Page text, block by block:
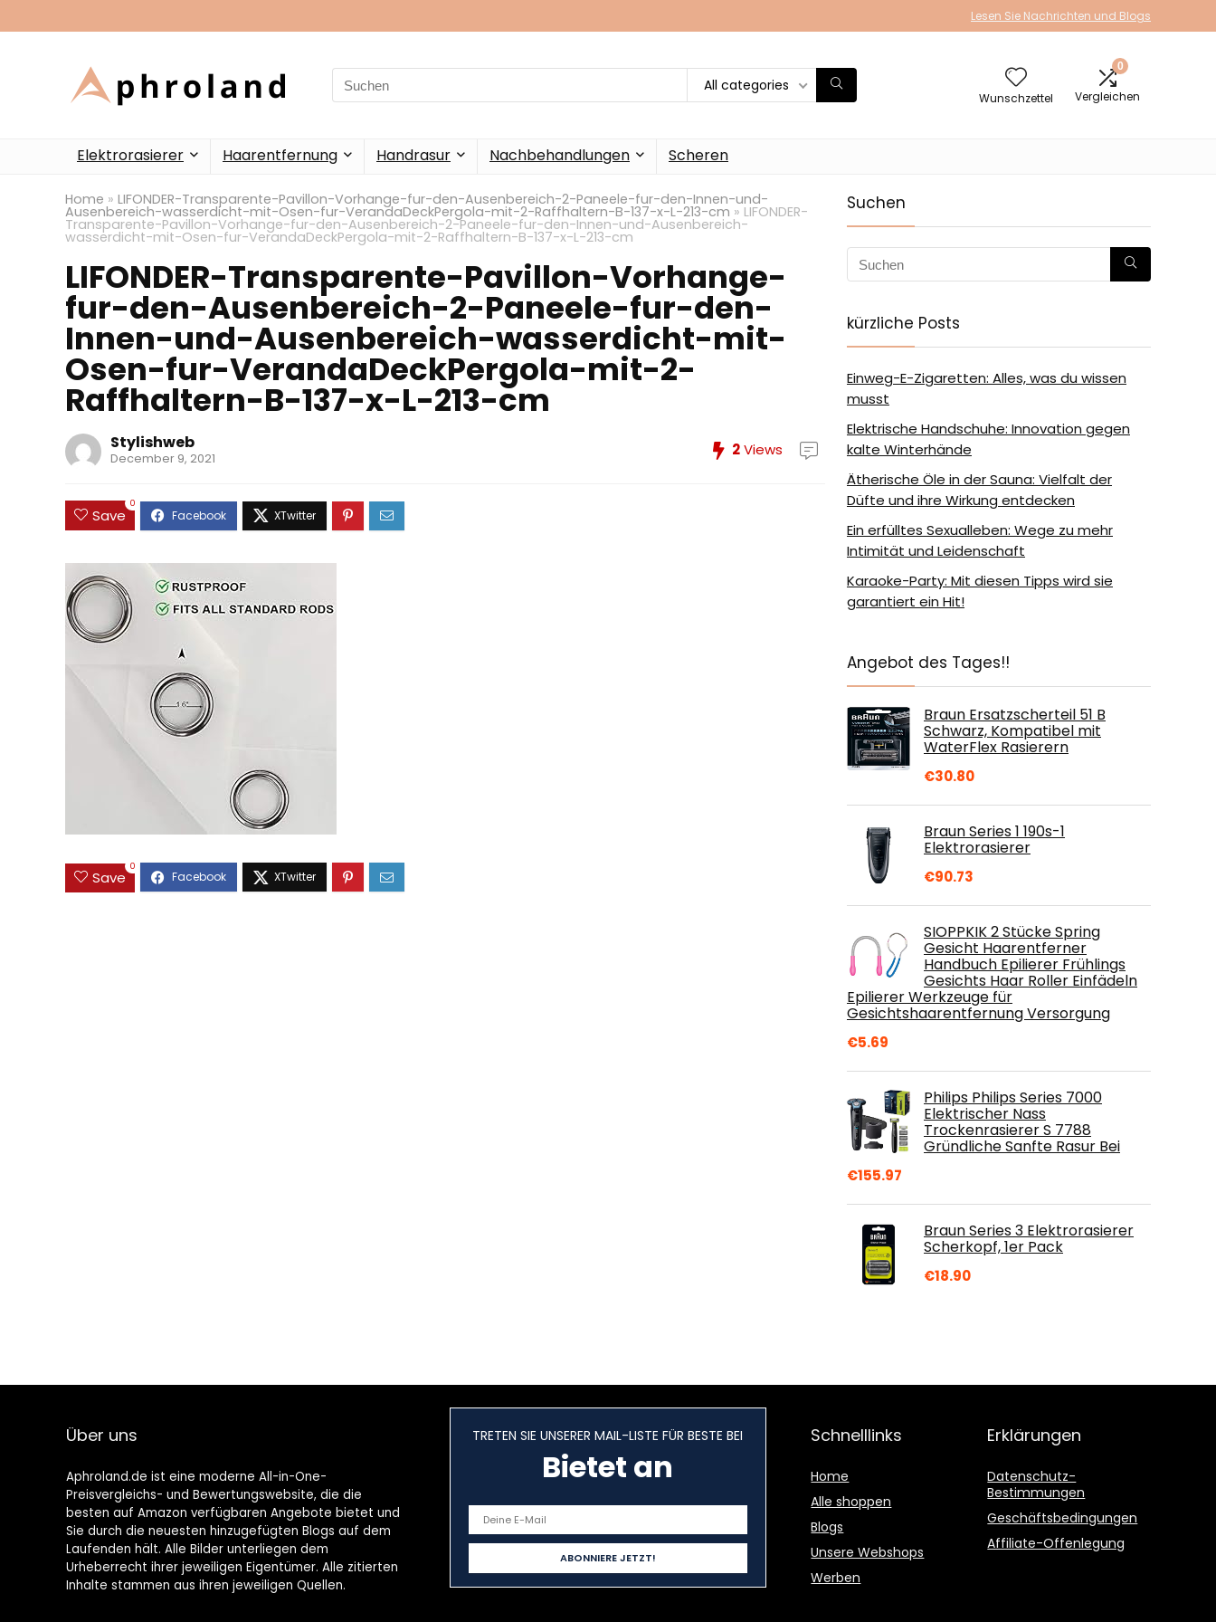
Lesen Sie Nachrichten und Blogs
Search
for:
All categories
Wunschzettel
0
Vergleichen
Elektrorasierer Haarentfernung Handrasur Nachbehandlungen Scheren
Home » LIFONDER-Transparente-Pavillon-Vorhange-fur-den-Ausenbereich-2-Paneele-fur-den-Innen-und-
Ausenbereich-wasserdicht-mit-Osen-fur-VerandaDeckPergola-mit-2-Raffhaltern-B-137-x-L-213-cm » LIFONDER-
Transparente-Pavillon-Vorhange-fur-den-Ausenbereich-2-Paneele-fur-den-Innen-und-Ausenbereich-
wasserdicht-mit-Osen-fur-VerandaDeckPergola-mit-2-Raffhaltern-B-137-x-L-213-cm
LIFONDER-Transparente-Pavillon-Vorhange-
fur-den-Ausenbereich-2-Paneele-fur-den-
Innen-und-Ausenbereich-wasserdicht-mit-
Osen-fur-VerandaDeckPergola-mit-2-
Raffhaltern-B-137-x-L-213-cm
Stylishweb
December 9, 2021 2Views
Save
0
Save
0
Suchen
kürzliche Posts
Einweg-E-Zigaretten: Alles, was du wissen
musst
Elektrische Handschuhe: Innovation gegen
kalte Winterhände
Ätherische Öle in der Sauna: Vielfalt der
Düfte und ihre Wirkung entdecken
Ein erfülltes Sexualleben: Wege zu mehr
Intimität und Leidenschaft
Karaoke-Party: Mit diesen Tipps wird sie
garantiert ein Hit!
Angebot des Tages!!
Braun Ersatzscherteil 51 B
Schwarz, Kompatibel mit
WaterFlex Rasierern
€30.80
Braun Series 1 190s-1
Elektrorasierer
€90.73
SIOPPKIK 2 Stücke Spring
Gesicht Haarentferner
Handbuch Epilierer Frühlings
Gesichts Haar Roller Einfädeln
Epilierer Werkzeuge für
Gesichtshaarentfernung Versorgung
€5.69
Philips Philips Series 7000
Elektrischer Nass
Trockenrasierer S 7788
Gründliche Sanfte Rasur Bei
€155.97
Braun Series 3 Elektrorasierer
Scherkopf, 1er Pack
€18.90
Über uns
Aphroland.de ist eine moderne All-in-One-
Preisvergleichs- und Bewertungswebsite, die die
besten auf Amazon verfügbaren Angebote bietet und
Sie durch die neuesten hinzugefügten Blogs auf dem
Laufenden hält. Alle Bilder unterliegen dem
Urheberrecht ihrer jeweiligen Eigentümer. Alle zitierten
Inhalte stammen aus ihren jeweiligen Quellen.
TRETEN SIE UNSERER MAIL-LISTE FÜR BESTE BEI
Bietet an
Schnelllinks
Home
Alle shoppen
Blogs
Unsere Webshops
Werben
Erklärungen
Datenschutz-
Bestimmungen
Geschäftsbedingungen
Affiliate-Offenlegung